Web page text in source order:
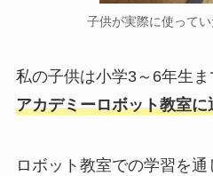
子供が実際に使って
私の子供は小学3～6年生ま
アカデミーロボット教室
ロボット教室での学習を